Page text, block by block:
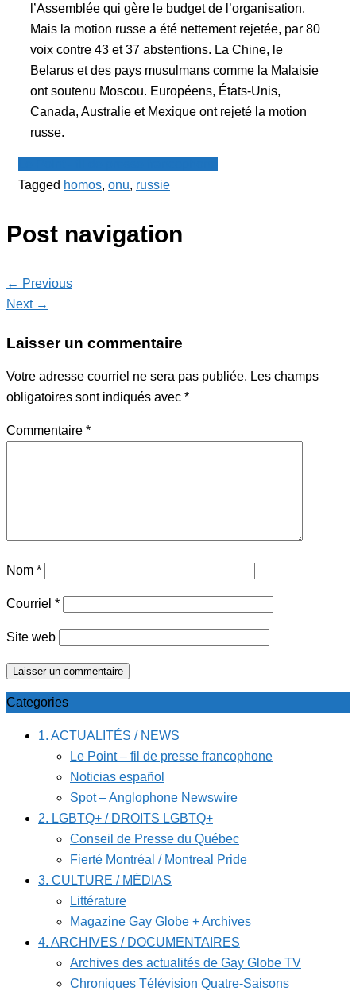
l’Assemblée qui gère le budget de l’organisation.
Mais la motion russe a été nettement rejetée, par 80
voix contre 43 et 37 abstentions. La Chine, le
Belarus et des pays musulmans comme la Malaisie
ont soutenu Moscou. Européens, États-Unis,
Canada, Australie et Mexique ont rejeté la motion
russe.
Tagged homos, onu, russie
Post navigation
← Previous
Next →
Laisser un commentaire
Votre adresse courriel ne sera pas publiée. Les champs
obligatoires sont indiqués avec *
Commentaire *
Nom *
Courriel *
Site web
Categories
1. ACTUALITÉS / NEWS
Le Point – fil de presse francophone
Noticias español
Spot – Anglophone Newswire
2. LGBTQ+ / DROITS LGBTQ+
Conseil de Presse du Québec
Fierté Montréal / Montreal Pride
3. CULTURE / MÉDIAS
Littérature
Magazine Gay Globe + Archives
4. ARCHIVES / DOCUMENTAIRES
Archives des actualités de Gay Globe TV
Chroniques Télévision Quatre-Saisons